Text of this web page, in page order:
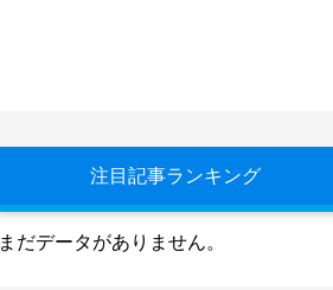
注目記事ランキング
まだデータがありません。